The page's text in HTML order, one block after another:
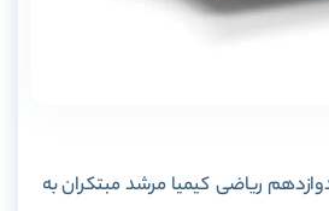
ریاضی کیمیا مرشد مبتکران به